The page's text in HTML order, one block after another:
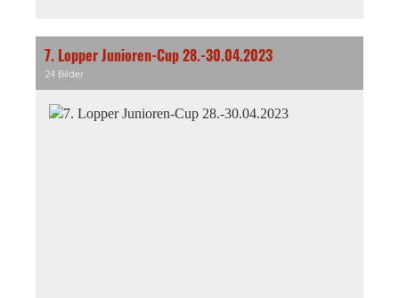
7. Lopper Junioren-Cup 28.-30.04.2023
24 Bilder